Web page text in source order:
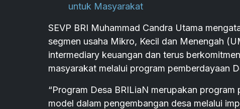
untuk Masyarakat
SEVP BRI Muhammad Candra Utama
segmen usaha Mikro, Kecil dan Menengah
intermediary keuangan dan terus
masyarakat melalui program pemberdayaan
“Program Desa BRILiaN merupakan
model dalam pengembangan desa melalui